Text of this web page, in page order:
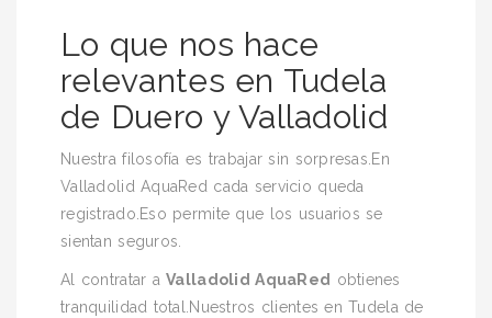
Lo que nos hace
relevantes en Tudela
de Duero y Valladolid
Nuestra filosofía es trabajar sin sorpresas.En
Valladolid AquaRed cada servicio queda
registrado.Eso permite que los usuarios se
sientan seguros.
Al contratar aValladolid AquaRed
obtienes
tranquilidad total.Nuestros clientes en Tudela de